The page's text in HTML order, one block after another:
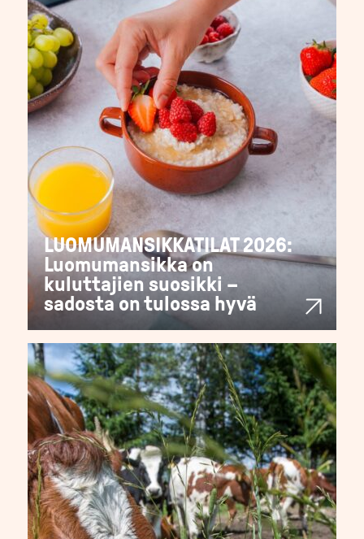
LUOMUMANSIKKATILAT 2026:
Luomumansikka on
kuluttajien suosikki –
sadosta on tulossa hyvä